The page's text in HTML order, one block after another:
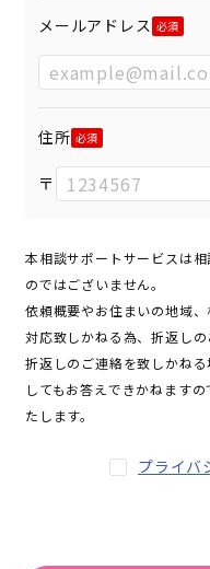
メールアドレス
住所
〒
本相談サポートサービスは
のではございません。
依頼概要やお住まいの地域、
対応致しかねる為、折返しの
折返しのご連絡を致しかね
してもお答えできかねます
たします。
プライバ